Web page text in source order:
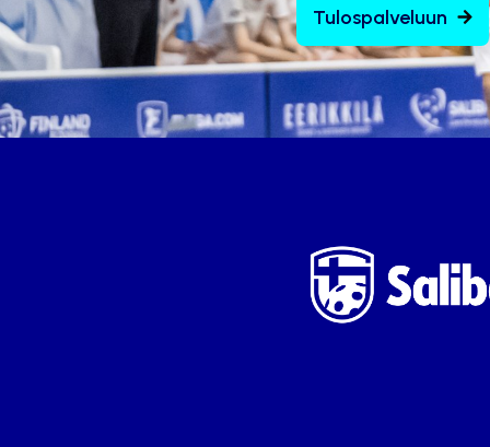
Tulospalveluun